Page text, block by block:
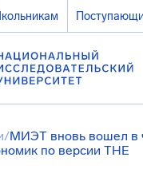
/МИЭТ вновь вошел в
по версии THE